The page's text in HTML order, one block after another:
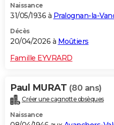
Naissance
31/05/1936 à Pralognan-la-
Décès
20/04/2026 à Moûtiers
Famille EYVRARD
Paul MURAT (80 ans)
Créer une cagnotte obsèques
Naissance